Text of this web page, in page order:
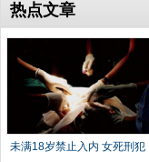
热点文章
未满18岁禁止入内 女死刑犯